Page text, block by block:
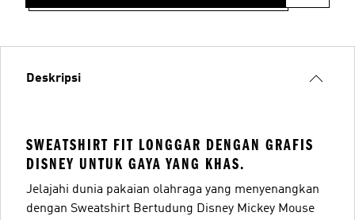
Deskripsi
SWEATSHIRT FIT LONGGAR DENGAN GRAFIS
DISNEY UNTUK GAYA YANG KHAS.
Jelajahi dunia pakaian olahraga yang menyenangkan
dengan Sweatshirt Bertudung Disney Mickey Mouse